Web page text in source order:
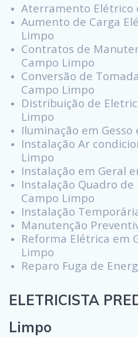
Aterramento Elétrico
Aumento de Carga
Limpo
Contratos de
Campo Limpo
Conversão de
Campo Limpo
Distribuição de
Limpo
Iluminação em
Instalação Ar
Limpo
Instalação em Geral
Instalação Quadro
Campo Limpo
Instalação
Manutenção
Reforma Elétrica em
Limpo
Reparo Fuga de
ELETRICISTA
Limpo